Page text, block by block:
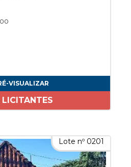
VISUALIZAR
LICITANTES
Lote nº 0201